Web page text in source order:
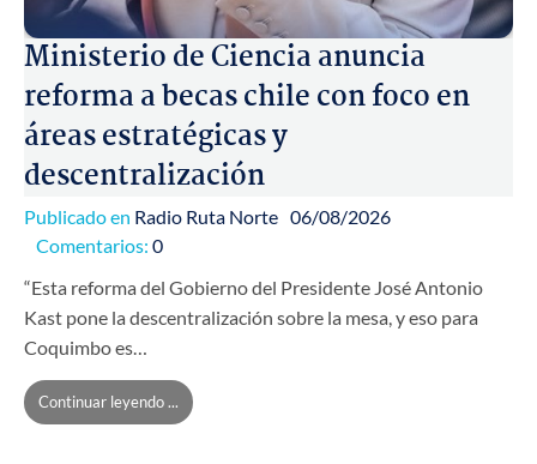
Ministerio de Ciencia anuncia
reforma a becas chile con foco en
áreas estratégicas y
descentralización
Publicado en Radio Ruta Norte 06/08/2026
Comentarios: 0
“Esta reforma del Gobierno del Presidente José Antonio
Kast pone la descentralización sobre la mesa, y eso para
Coquimbo es…
Continuar leyendo ...